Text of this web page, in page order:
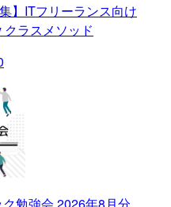
】ITフリーランス向け
クラスメソッド
勉強会 2026年8月分